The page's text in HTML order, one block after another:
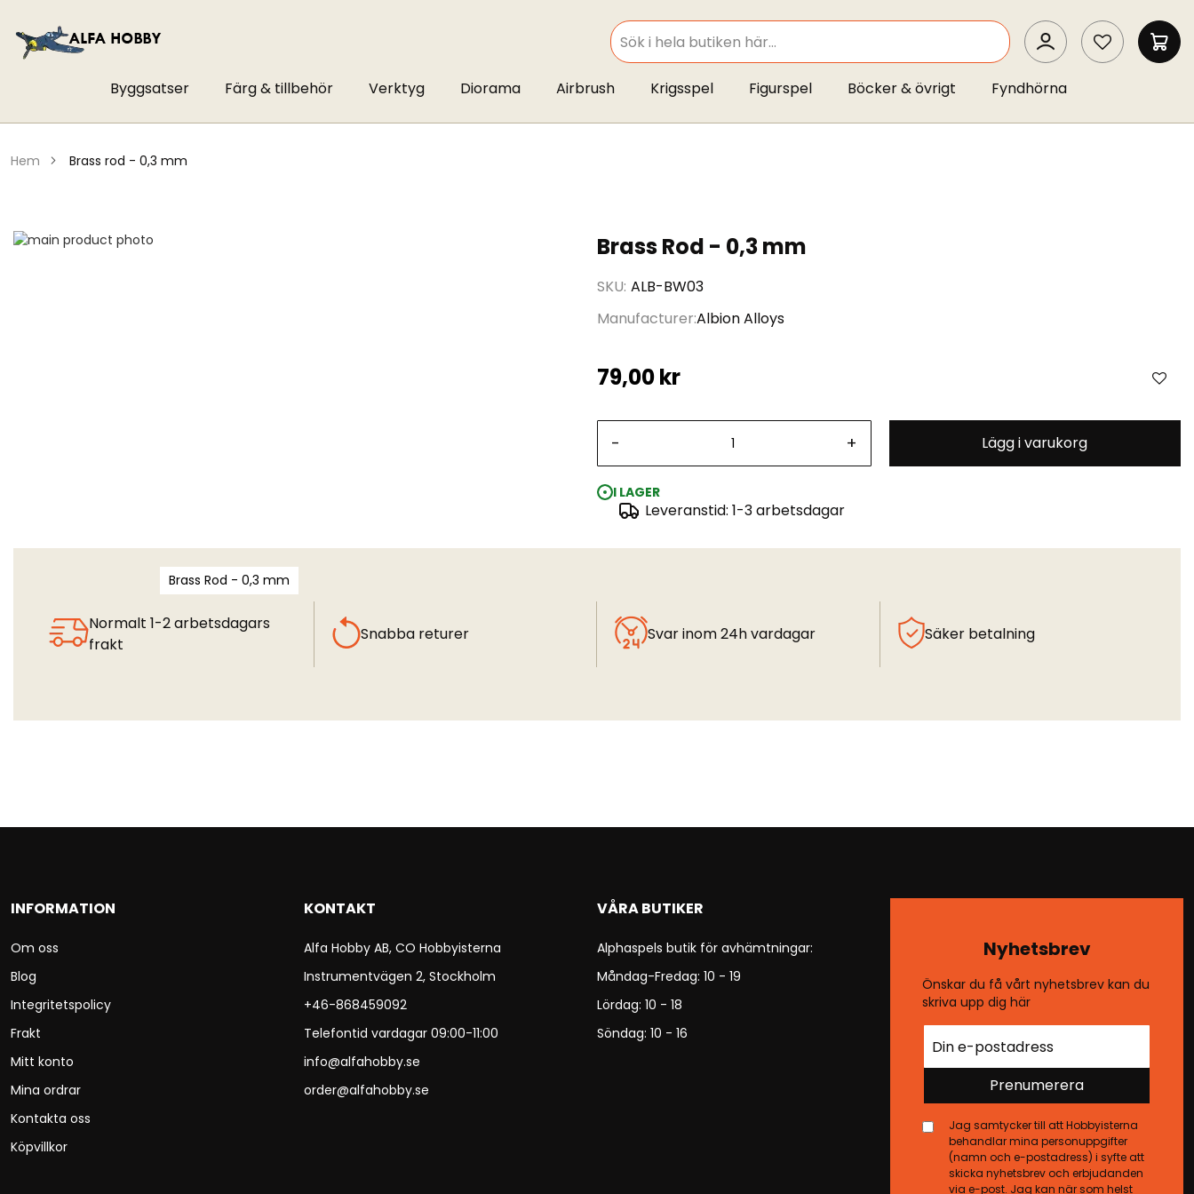
SEARCH
SEARCH
MIN
Byggsatser Färg & tillbehör Verktyg Diorama Airbrush Krigsspel Figurspel Böcker & övrigt Fyndhörna
hem brass rod - 0,3 mm
Brass Rod - 0,3 mm
SKU ALB-BW03
ManufacturerAlbion Alloys
79,00 kr
- + Lägg i varukorg
I LAGER
Leveranstid: 1-3 arbetsdagar
Hoppa
Brass Rod - 0,3 mm
Normalt 1-2 arbetsdagars
frakt
Snabba returer Svar inom 24h vardagar Säker betalning
INFORMATION
Om oss
Blog
Integritetspolicy
Frakt
Mitt konto
Mina ordrar
Kontakta oss
Köpvillkor
KONTAKT
Alfa Hobby AB, CO Hobbyisterna
Instrumentvägen 2, Stockholm
+46-868459092
Telefontid vardagar 09:00-11:00
info@alfahobby.se
order@alfahobby.se
VÅRA BUTIKER
Alphaspels butik för avhämtningar:
Måndag-Fredag: 10 - 19
Lördag: 10 - 18
Söndag: 10 - 16
Nyhetsbrev
Önskar du få vårt nyhetsbrev kan du
skriva upp dig här
Prenumerera
Jag samtycker till att Hobbyisterna
behandlar mina personuppgifter
(namn och e-postadress) i syfte att
skicka nyhetsbrev och erbjudanden
via e-post. Jag kan när som helst